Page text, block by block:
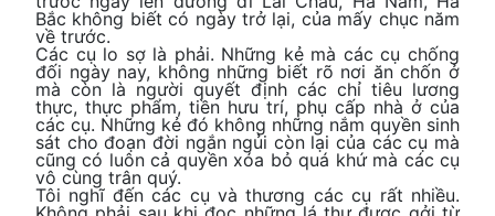
Bắc không biết có ngày trở lại, của mấy chục năm
về trước.
Các cụ lo sợ là phải. Những kẻ mà các cụ chống
đối ngày nay, không những biết rõ nơi ăn chốn ở
mà còn là người quyết định các chỉ tiêu lương
thực, thực phẩm, tiền hưu trí, phụ cấp nhà ở của
các cụ. Những kẻ đó không những nắm quyền sinh
sát cho đoạn đời ngắn ngủi còn lại của các cụ mà
cũng có luôn cả quyền xóa bỏ quá khứ mà các cụ
vô cùng trân quý.
Tôi nghĩ đến các cụ và thương các cụ rất nhiều.